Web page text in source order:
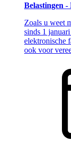
Belastingen -
Zoals u weet
sinds 1
elektronische
ook voor